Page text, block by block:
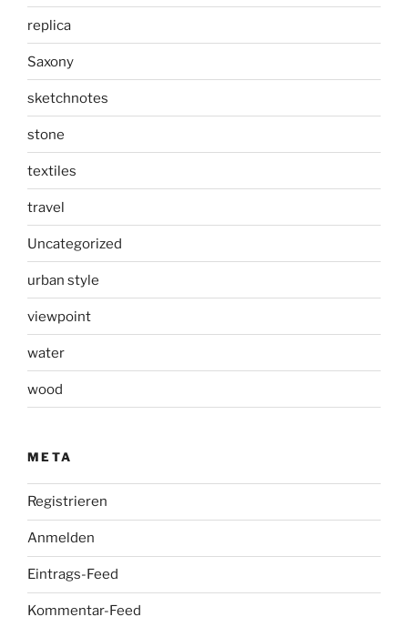
replica
Saxony
sketchnotes
stone
textiles
travel
Uncategorized
urban style
viewpoint
water
wood
META
Registrieren
Anmelden
Eintrags-Feed
Kommentar-Feed